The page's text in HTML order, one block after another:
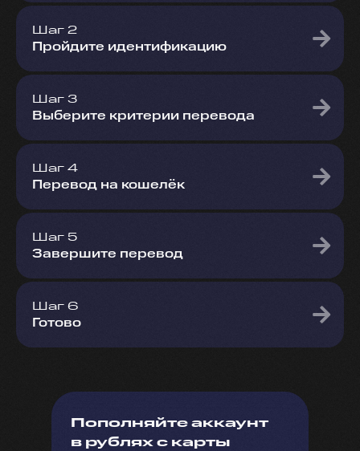
Шаг 2
Пройдите идентификацию
Шаг 3
Выберите критерии перевода
Шаг 4
Перевод на кошелёк
Шаг 5
Завершите перевод
Шаг 6
Готово
Пополняйте аккаунт
в рублях с карты